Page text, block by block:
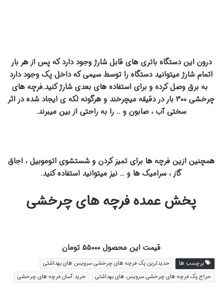
درون این دستگاه باتری های قابل شارژ وجود دارد که پس از هر بار
اتمام شارژ میتوانید دستگاه را توسط سیمی که داخل پک وجود دارد
به برق وصل کرده و برای استفاده های بعدی شارژ کنید.فرچه های
چرخشی ۳۰۰ بار در دقیقه میچرخند و هرگونه لکه ی ایجاد شده در اثر
سختی آب ، صابون و .. را به راحتی از بین میبرند.
همچنین ازین فرچه ها برای تمیز کردن و شستشوی اتوموبیل ، اجاق
گاز ، سرامیک ها و … نیز میتوانید استفاده کنید.
پخش عمده فرچه های چرخشی
قیمت این محصول ۵۵۰۰۰ تومان
برچسب ها
جدیدترین پک فرچه های چرخشی سرویس های بهداشتی
حراج پک فرچه های چرخشی سرویس های بهداشتی
خرید آسان فرچه های چرخشی